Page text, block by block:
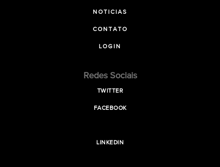
NOTICIAS
CONTATO
LOGIN
Redes Sociais
TWITTER
FACEBOOK
LINKEDIN